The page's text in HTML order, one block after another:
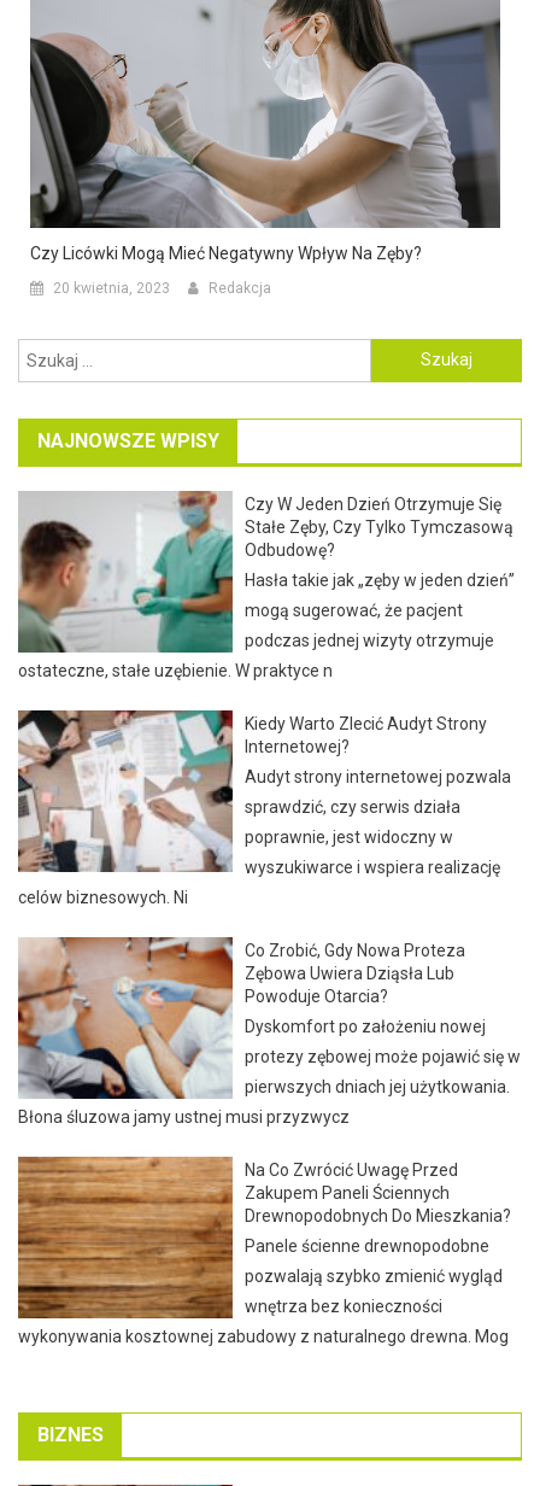
Czy Licówki Mogą Mieć Negatywny Wpływ Na Zęby?
20 kwietnia, 2023 Redakcja
Szukaj:
NAJNOWSZE WPISY
Czy W Jeden Dzień Otrzymuje Się
Stałe Zęby, Czy Tylko Tymczasową
Odbudowę?
Hasła takie jak „zęby w jeden dzień”
mogą sugerować, że pacjent
podczas jednej wizyty otrzymuje
ostateczne, stałe uzębienie. W praktyce n
Kiedy Warto Zlecić Audyt Strony
Internetowej?
Audyt strony internetowej pozwala
sprawdzić, czy serwis działa
poprawnie, jest widoczny w
wyszukiwarce i wspiera realizację
celów biznesowych. Ni
Co Zrobić, Gdy Nowa Proteza
Zębowa Uwiera Dziąsła Lub
Powoduje Otarcia?
Dyskomfort po założeniu nowej
protezy zębowej może pojawić się w
pierwszych dniach jej użytkowania.
Błona śluzowa jamy ustnej musi przyzwycz
Na Co Zwrócić Uwagę Przed
Zakupem Paneli Ściennych
Drewnopodobnych Do Mieszkania?
Panele ścienne drewnopodobne
pozwalają szybko zmienić wygląd
wnętrza bez konieczności
wykonywania kosztownej zabudowy z naturalnego drewna. Mog
BIZNES